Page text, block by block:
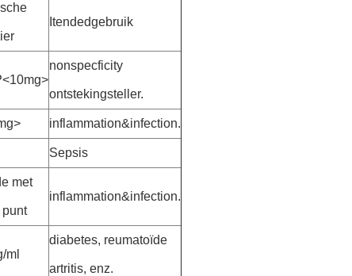
Itendedgebruik
nonspecficity
ontstekingsteller.
inflammation&infection.
Sepsis
met
inflammation&infection.
ml
diabetes, reumatoïde
artritis, enz.